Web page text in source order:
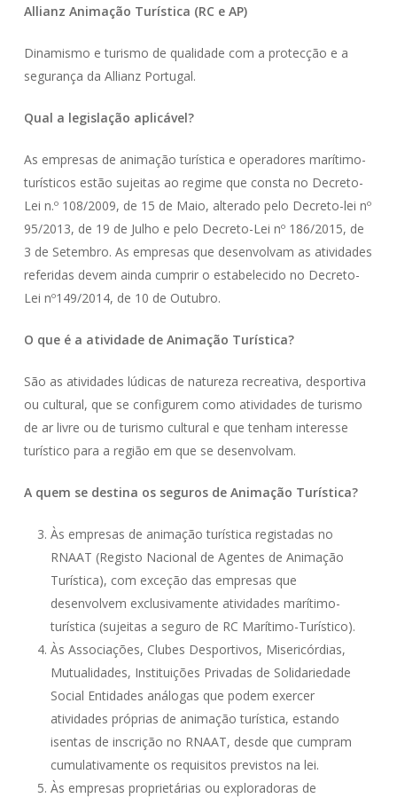
Allianz Animação Turística (RC e AP)
Dinamismo e turismo de qualidade com a protecção e a
segurança da Allianz Portugal.
Qual a legislação aplicável?
As empresas de animação turística e operadores marítimo-
turísticos estão sujeitas ao regime que consta no Decreto-
Lei n.º 108/2009, de 15 de Maio, alterado pelo Decreto-lei nº
95/2013, de 19 de Julho e pelo Decreto-Lei nº 186/2015, de
3 de Setembro. As empresas que desenvolvam as atividades
referidas devem ainda cumprir o estabelecido no Decreto-
Lei nº149/2014, de 10 de Outubro.
O que é a atividade de Animação Turística?
São as atividades lúdicas de natureza recreativa, desportiva
ou cultural, que se configurem como atividades de turismo
de ar livre ou de turismo cultural e que tenham interesse
turístico para a região em que se desenvolvam.
A quem se destina os seguros de Animação Turística?
Às empresas de animação turística registadas no
RNAAT (Registo Nacional de Agentes de Animação
Turística), com exceção das empresas que
desenvolvem exclusivamente atividades marítimo-
turística (sujeitas a seguro de RC Marítimo-Turístico).
Às Associações, Clubes Desportivos, Misericórdias,
Mutualidades, Instituições Privadas de Solidariedade
Social Entidades análogas que podem exercer
atividades próprias de animação turística, estando
isentas de inscrição no RNAAT, desde que cumpram
cumulativamente os requisitos previstos na lei.
Às empresas proprietárias ou exploradoras de